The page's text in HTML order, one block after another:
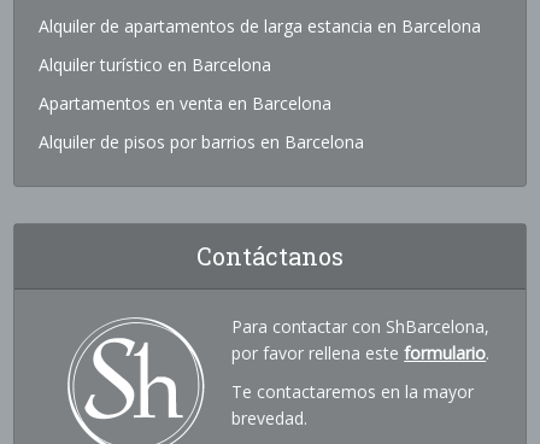
Alquiler de apartamentos de larga estancia en Barcelona
Alquiler turístico en Barcelona
Apartamentos en venta en Barcelona
Alquiler de pisos por barrios en Barcelona
Contáctanos
Para contactar con ShBarcelona,
por favor rellena esteformulario.
Te contactaremos en la mayor
brevedad.